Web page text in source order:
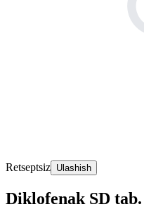
Retseptsiz Ulashish
Diklofenak SD